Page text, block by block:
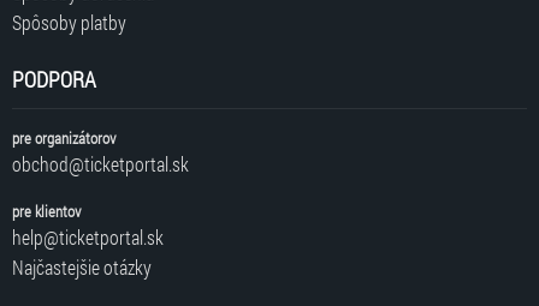
Spôsoby platby
PODPORA
pre organizátorov
obchod@ticketportal.sk
pre klientov
help@ticketportal.sk
Najčastejšie otázky